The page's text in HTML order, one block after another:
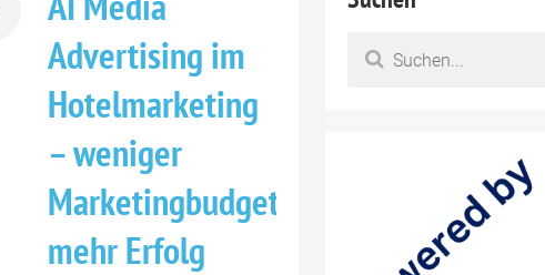
Advertising im
Hotelmarketing
– weniger
Marketingbudget,
mehr Erfolg